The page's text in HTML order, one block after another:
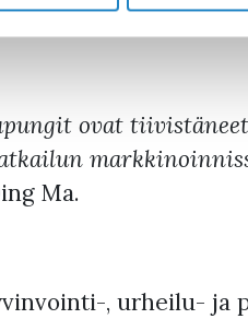
ovat
Ma.
, urheilu- ja